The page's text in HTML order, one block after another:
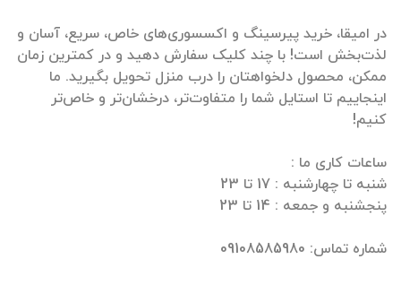
در امیقا، خرید پیرسینگ و اکسسوری‌های خاص، سریع، آسان و
لذت‌بخش است! با چند کلیک سفارش دهید و در کمترین زمان
ممکن، محصول دلخواهتان را درب منزل تحویل بگیرید. ما
اینجاییم تا استایل شما را متفاوت‌تر، درخشان‌تر و خاص‌تر